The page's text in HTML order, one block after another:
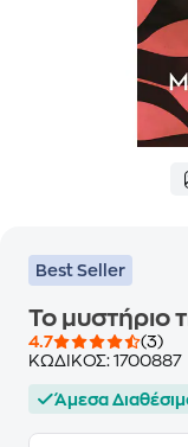
Best Seller
Το μυστήριο
4.7
(3)
ΚΩΔΙΚΟΣ: 1700887
Άμεσα